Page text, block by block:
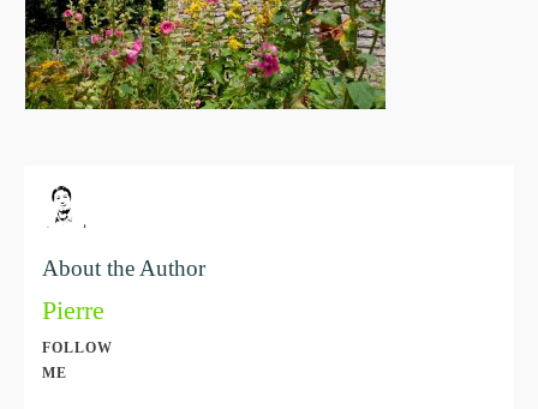
About the Author
Pierre
FOLLOW
ME